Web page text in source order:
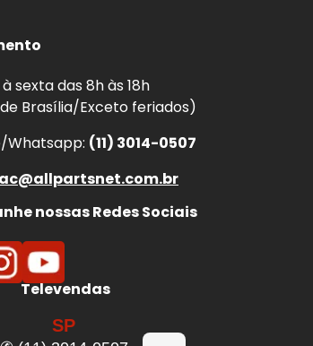
.
distância de parada.
por atrito irregular.
curvas, chuva e frenagens de emergência.
sexta das 8h às 18h
Brasília/Exceto feriados)
Whatsapp: (11) 3014-0507
nossas Redes Sociais
Televendas
SP